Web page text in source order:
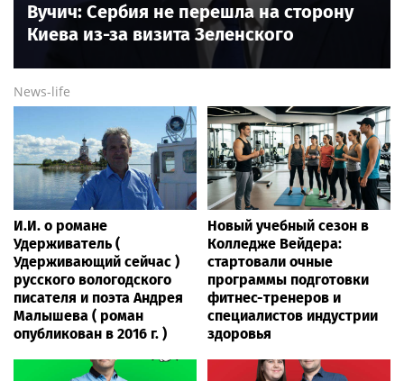
Вучич: Сербия не перешла на сторону
Киева из-за визита Зеленского
News-life
И.И. о романе
Удерживатель (
Удерживающий сейчас )
русского вологодского
писателя и поэта Андрея
Малышева ( роман
опубликован в 2016 г. )
Новый учебный сезон в
Колледже Вейдера:
стартовали очные
программы подготовки
фитнес-тренеров и
специалистов индустрии
здоровья